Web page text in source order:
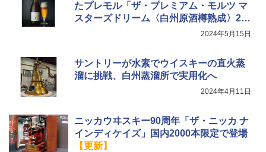
たプレモル「ザ・プレミアム・モルツ マ
スターズドリーム〈白州原酒樽熟成〉20
2024年5月15日
サントリーが水素でウイスキーの直火蒸
溜に挑戦、白州蒸溜所で実用化へ
2024年4月11日
ニッカウヰスキー90周年「ザ・ニッカ ナ
インディケイズ」国内2000本限定で登場
【更新】